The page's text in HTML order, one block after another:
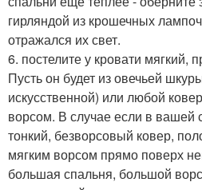
гирляндой из крошечных
отражался их свет.
6. постелите у кровати мягкий,
Пусть он будет из овечьей
искусственной) или любой
ворсом. В случае если в вашей
тонкий, безворсовый ковер,
мягким ворсом прямо поверх
большая спальня, большой